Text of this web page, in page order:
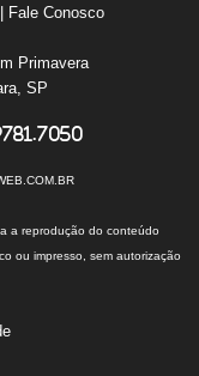
Fale Conosco
Primavera
SP
a reprodução do conteúdo
ou impresso, sem autorização